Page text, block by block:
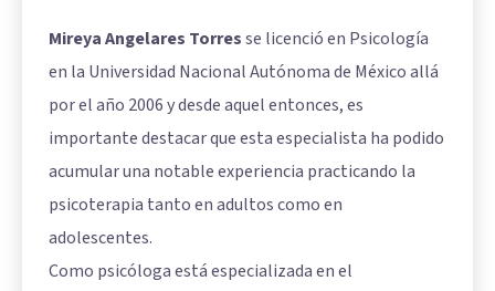
Mireya Angelares Torresse licenció en Psicología
en la Universidad Nacional Autónoma de México allá
por el año 2006 y desde aquel entonces, es
importante destacar que esta especialista ha podido
acumular una notable experiencia practicando la
psicoterapia tanto en adultos como en
adolescentes.
Como psicóloga está especializada en el